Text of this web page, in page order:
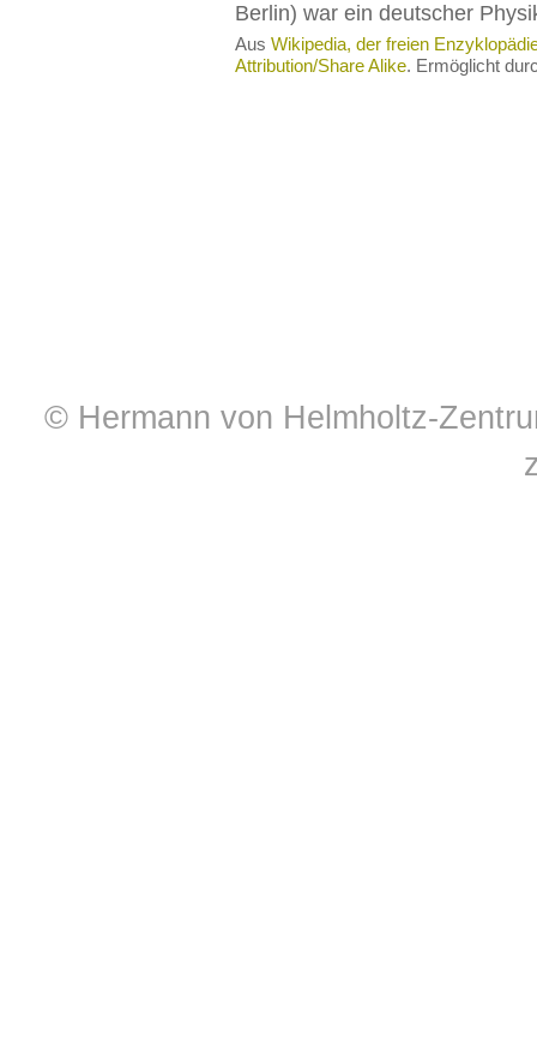
Berlin) war ein deutscher
Aus Wikipedia, der freien
Attribution/Share Alike. Ermöglicht
© Hermann von Helmholtz-